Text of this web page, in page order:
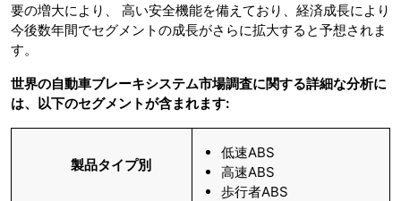
要の増大により、 高い安全機能を備えており、経済成長により
今後数年間でセグメントの成長がさらに拡大すると予想されま
す。
世界の自動車ブレーキシステム市場調査に関する詳細な分析に
は、以下のセグメントが含まれます:
製品タイプ別
低速ABS
高速ABS
歩行者ABS